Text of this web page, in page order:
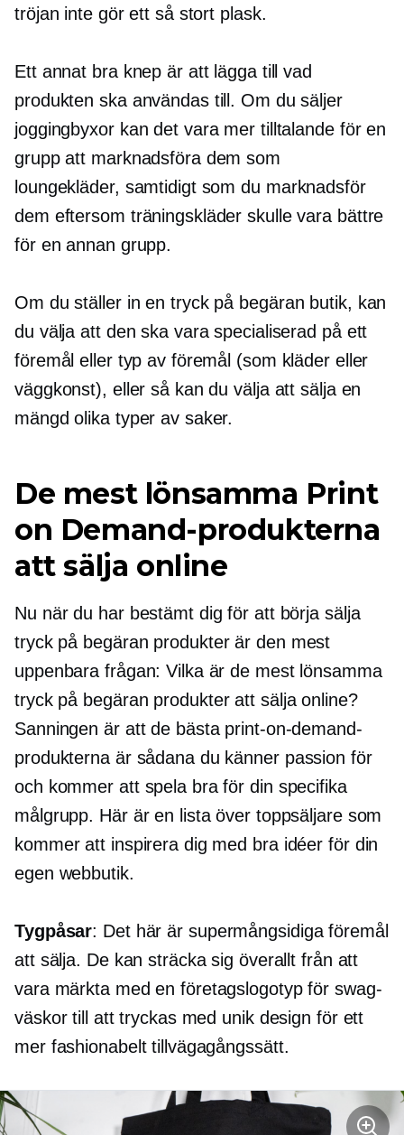
tröjan inte gör ett så stort plask.
Ett annat bra knep är att lägga till vad
produkten ska användas till. Om du säljer
joggingbyxor kan det vara mer tilltalande för en
grupp att marknadsföra dem som
loungekläder, samtidigt som du marknadsför
dem eftersom träningskläder skulle vara bättre
för en annan grupp.
Om du ställer in en tryck på begäran butik, kan
du välja att den ska vara specialiserad på ett
föremål eller typ av föremål (som kläder eller
väggkonst), eller så kan du välja att sälja en
mängd olika typer av saker.
De mest lönsamma Print
on Demand-produkterna
att sälja online
Nu när du har bestämt dig för att börja sälja
tryck på begäran produkter är den mest
uppenbara frågan: Vilka är de mest lönsamma
tryck på begäran produkter att sälja online?
Sanningen är att de bästa print-on-demand-
produkterna är sådana du känner passion för
och kommer att spela bra för din specifika
målgrupp. Här är en lista över toppsäljare som
kommer att inspirera dig med bra idéer för din
egen webbutik.
Tygpåsar: Det här är supermångsidiga föremål
att sälja. De kan sträcka sig överallt från att
vara märkta med en företagslogotyp för swag-
väskor till att tryckas med unik design för ett
mer fashionabelt tillvägagångssätt.